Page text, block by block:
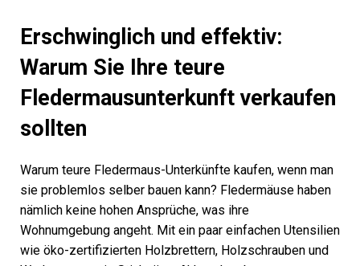
Erschwinglich und effektiv:
Warum Sie Ihre teure
Fledermausunterkunft verkaufen
sollten
Warum teure Fledermaus-Unterkünfte kaufen, wenn man
sie problemlos selber bauen kann? Fledermäuse haben
nämlich keine hohen Ansprüche, was ihre
Wohnumgebung angeht. Mit ein paar einfachen Utensilien
wie öko-zertifizierten Holzbrettern, Holzschrauben und